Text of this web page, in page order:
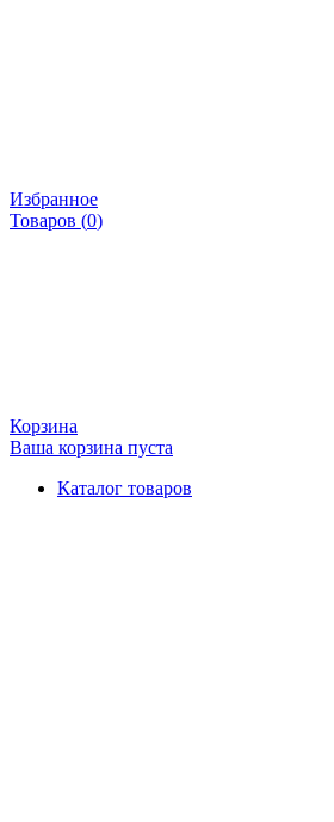
Избранное
Товаров (0)
Корзина
Ваша корзина пуста
Каталог товаров